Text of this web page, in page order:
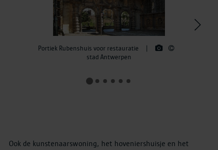
Portiek Rubenshuis voor restauratie
stad Antwerpen
>
Ook de kunstenaarswoning, het hoveniershuisje en het